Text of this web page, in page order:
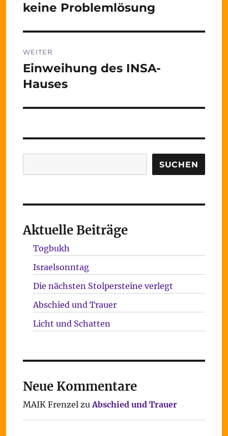
Beitrag:
keine Problemlösung
WEITER
Nächster
Beitrag:
Einweihung des INSA-
Hauses
SUCHEN
Aktuelle Beiträge
Togbukh
Israelsonntag
Die nächsten Stolpersteine verlegt
Abschied und Trauer
Licht und Schatten
Neue Kommentare
MAIK FrenzelzuAbschied und Trauer